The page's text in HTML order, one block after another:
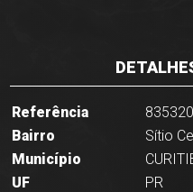
Referência
Bairro
Sítio
Município
UF
PR